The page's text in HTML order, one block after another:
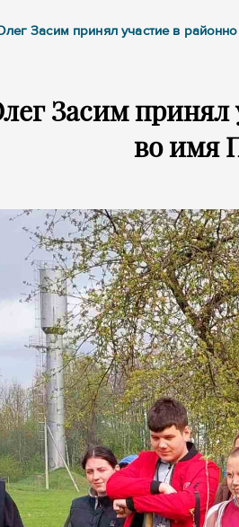
Засим принял участие в
Засим принял
во имя